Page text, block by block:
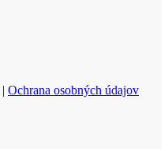
| Ochrana osobných údajov